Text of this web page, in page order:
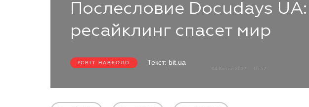
Послесловие Docudays
ресайклинг спасет мир
СВІТ НАВКОЛО Текст: bit.ua
04 Квітня 2017 16:57